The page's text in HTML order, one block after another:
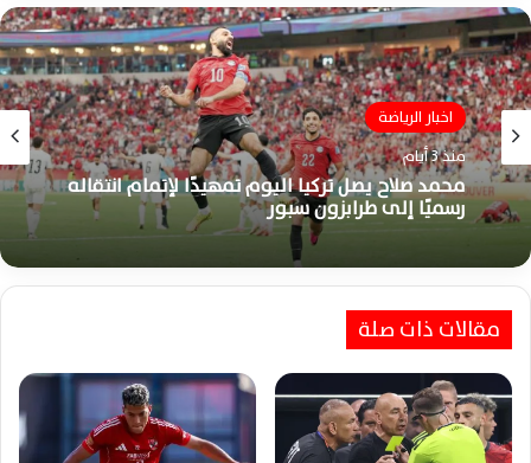
اخبار الرياضة
منذ 3 أيام
محمد صلاح يصل تركيا اليوم تمهيدًا لإتمام انتقاله
رسميًا إلى طرابزون سبور
مقالات ذات صلة